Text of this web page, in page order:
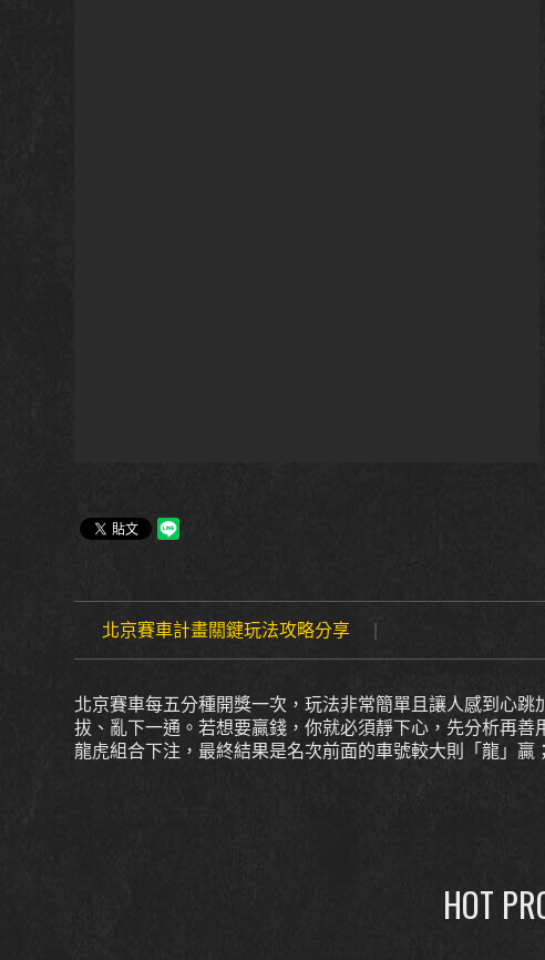
北京賽車計畫關鍵玩法攻略分享
北京賽車每五分種開獎一次，玩法非常簡單且讓人感到心
拔、亂下一通。若想要贏錢，你就必須靜下心，先分析再
龍虎組合下注，最終結果是名次前面的車號較大則「龍」贏；
HOT